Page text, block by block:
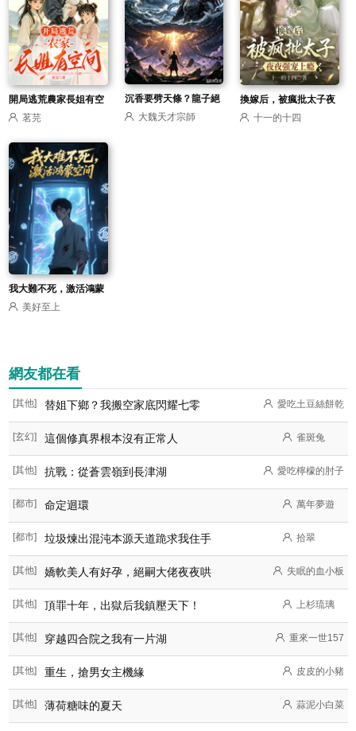
開局逃荒農家長姐有空
間 茗芫
沉香要劈天條？龍子絕
不允許大魏天才宗師
換嫁后，被瘋批太子夜
夜強寵上癮
十一的十四
我大難不死，激活鴻蒙
空間美好至上
網友都在看
[其他] 替姐下鄉？我搬空家底閃耀七零 愛吃土豆絲餅乾
[玄幻] 這個修真界根本沒有正常人 雀斑兔
[其他] 抗戰：從蒼雲嶺到長津湖 愛吃檸檬的肘子
[都市] 命定迴環 萬年夢遊
[都市] 垃圾煉出混沌本源天道跪求我住手 拾翠
[其他] 嬌軟美人有好孕，絕嗣大佬夜夜哄 失眠的血小板
[其他] 頂罪十年，出獄后我鎮壓天下！ 上杉琉璃
[其他] 穿越四合院之我有一片湖 重來一世157
[其他] 重生，搶男女主機緣 皮皮的小豬
[其他] 薄荷糖味的夏天 蒜泥小白菜